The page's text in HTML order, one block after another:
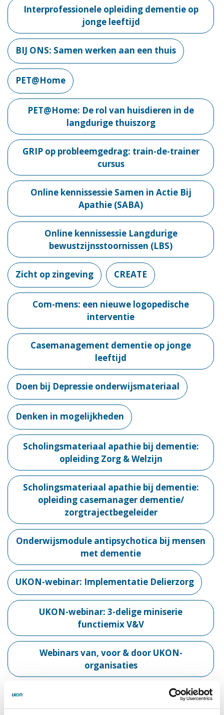
Interprofessionele opleiding dementie op
jonge leeftijd
BIJ ONS: Samen werken aan een thuis
PET@Home
PET@Home: De rol van huisdieren in de
langdurige thuiszorg
GRIP op probleemgedrag: train-de-trainer
cursus
Online kennissessie Samen in Actie Bij
Apathie (SABA)
Online kennissessie Langdurige
bewustzijnsstoornissen (LBS)
Zicht op zingeving CREATE
Com-mens: een nieuwe logopedische
interventie
Casemanagement dementie op jonge
leeftijd
Doen bij Depressie onderwijsmateriaal
Denken in mogelijkheden
Scholingsmateriaal apathie bij dementie:
opleiding Zorg & Welzijn
Scholingsmateriaal apathie bij dementie:
opleiding casemanager dementie/
zorgtrajectbegeleider
Onderwijsmodule antipsychotica bij mensen
met dementie
UKON-webinar: Implementatie Delierzorg
UKON-webinar: 3-delige miniserie
functiemix V&V
Webinars van, voor & door UKON-
organisaties
Liselot Meutstege-Oonk, deelnemer aan de